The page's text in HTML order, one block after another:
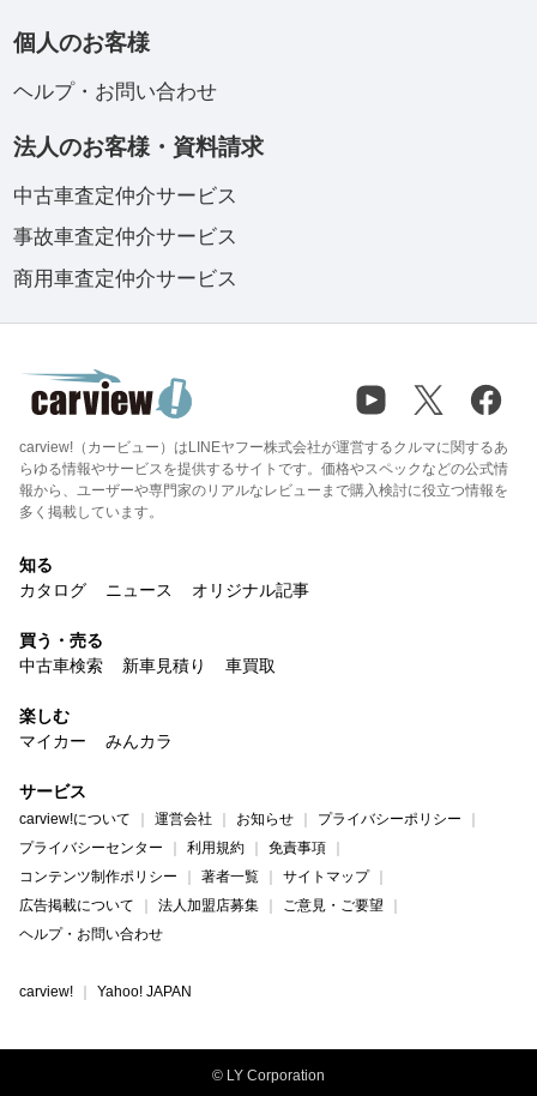
個人のお客様
ヘルプ・お問い合わせ
法人のお客様・資料請求
中古車査定仲介サービス
事故車査定仲介サービス
商用車査定仲介サービス
carview!（カービュー）はLINEヤフー株式会社が運営するクルマに関するあ
らゆる情報やサービスを提供するサイトです。価格やスペックなどの公式情
報から、ユーザーや専門家のリアルなレビューまで購入検討に役立つ情報を
多く掲載しています。
知る
カタログ
ニュース オリジナル記事
買う・売る
中古車検索
新車見積り 車買取
楽しむ
マイカー
みんカラ
サービス
carview!について 運営会社 お知らせ
プライバシーポリシー
プライバシーセンター
利用規約
免責事項
コンテンツ制作ポリシー
著者一覧
サイトマップ
広告掲載について
法人加盟店募集
ご意見・ご要望
ヘルプ・お問い合わせ
carview! Yahoo! JAPAN
© LY Corporation